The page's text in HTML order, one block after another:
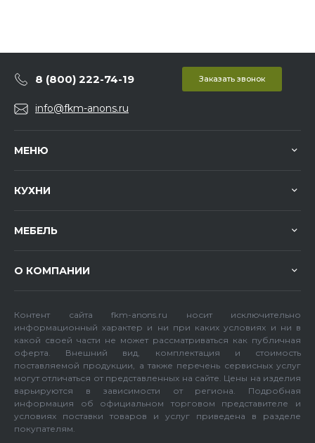
8 (800) 222-74-19 Заказать звонок
info@fkm-anons.ru
МЕНЮ
КУХНИ
МЕБЕЛЬ
О КОМПАНИИ
Контент сайта fkm-anons.ru носит исключительно
информационный характер и ни при каких условиях и ни в
какой своей части не может рассматриваться как публичная
оферта. Внешний вид, комплектация и стоимость
поставляемой продукции, а также перечень сервисных услуг
могут отличаться от представленных на сайте. Цены на изделия
варьируются в зависимости от региона. Подробная
информация об официальном торговом представителе и
условиях поставки товаров и услуг приведена в разделе
покупателям.